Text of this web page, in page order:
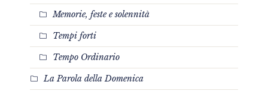
Memorie, feste e solennità
Tempi forti
Tempo Ordinario
La Parola della Domenica